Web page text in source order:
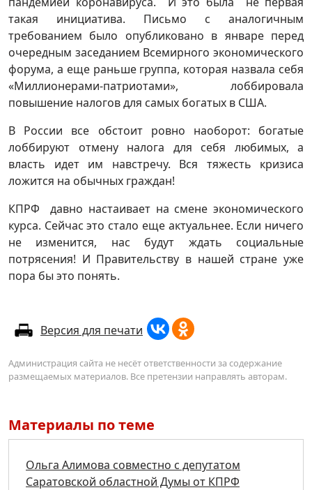
такая инициатива. Письмо с аналогичным
требованием было опубликовано в январе перед
очередным заседанием Всемирного экономического
форума, а еще раньше группа, которая назвала себя
«Миллионерами-патриотами», лоббировала
повышение налогов для самых богатых в США.
В России все обстоит ровно наоборот: богатые
лоббируют отмену налога для себя любимых, а
власть идет им навстречу. Вся тяжесть кризиса
ложится на обычных граждан!
КПРФ давно настаивает на смене экономического
курса. Сейчас это стало еще актуальнее. Если ничего
не изменится, нас будут ждать социальные
потрясения! И Правительству в нашей стране уже
пора бы это понять.
Версия для печати
Администрация сайта не несёт ответственности за содержание
размещаемых материалов. Все претензии направлять авторам.
Материалы по теме
Ольга Алимова совместно с депутатом
Саратовской областной Думы от КПРФ